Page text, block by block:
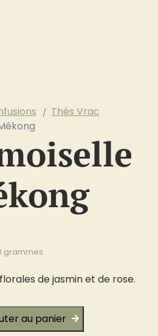
Thés Vrac
grammes
de jasmin et de rose.
au panier